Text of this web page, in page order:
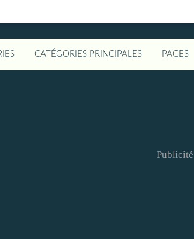
CATÉGORIES PRINCIPALES PAGES
Publicité